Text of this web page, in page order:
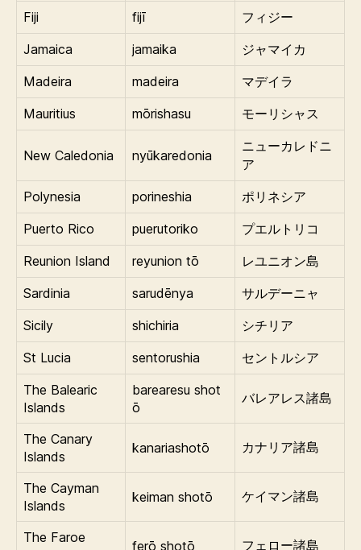
Fiji fijī フィジー
Jamaica jamaika ジャマイカ
Madeira madeira マデイラ
Mauritius mōrishasu モーリシャス
New Caledonia nyūkaredonia
ニューカレドニ
ア
Polynesia porineshia ポリネシア
Puerto Rico puerutoriko プエルトリコ
Reunion Island reyunion tō レユニオン島
Sardinia sarudēnya サルデーニャ
Sicily shichiria シチリア
St Lucia sentorushia セントルシア
The Balearic
Islands
barearesu shot
ō
バレアレス諸島
The Canary
Islands
kanariashotō カナリア諸島
The Cayman
Islands
keiman shotō ケイマン諸島
The Faroe
ferō shotō フェロー諸島